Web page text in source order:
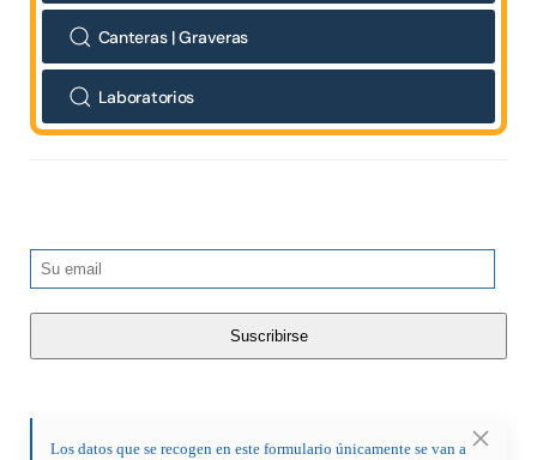
Canteras | Graveras
Laboratorios
Los datos que se recogen en este formulario únicamente se van a